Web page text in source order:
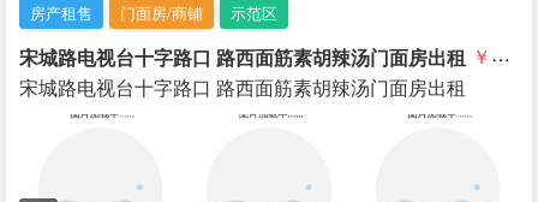
房产租售 门面房/商铺 示范区
宋城路电视台十字路口 路西面筋素胡辣汤门面房出租 ￥4500
宋城路电视台十字路口 路西面筋素胡辣汤门面房出租